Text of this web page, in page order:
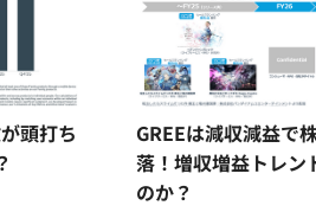
頭打ち
GREEは減収減益で
落！増収増益トレン
のか？